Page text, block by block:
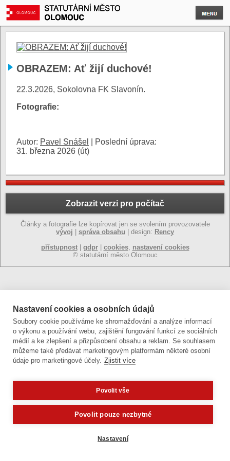
OBRAZEM: Ať žijí duchové!
22.3.2026, Sokolovna FK Slavonín.
Fotografie:
Autor: Pavel Snášel
Poslední úprava:
31. března 2026 (út)
Zobrazit verzi pro počítač
Články a fotografie lze kopírovat jen se svolením provozovatele
vývoj
správa obsahu | design: Rency
přístupnost| gdpr| cookies, nastavení cookies
© statutární město Olomouc
Nastavení cookies a osobních údajů
Soubory cookie používáme ke shromažďování a analýze informací
o výkonu a používání webu, zajištění fungování funkcí ze sociálních
médií a ke zlepšení a přizpůsobení obsahu a reklam. Se souhlasem
můžeme také předávat marketingovým platformám některé osobní
údaje pro marketingové účely. Zjistit více
Povolit vše
Povolit pouze nezbytné
Nastavení
Potřebujete poradit?Zeptejte se našeho asistenta